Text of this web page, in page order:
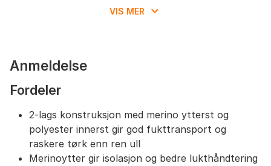
VIS MER
Anmeldelse
Fordeler
2‑lags konstruksjon med merino ytterst og
polyester innerst gir god fukttransport og
raskere tørk enn ren ull
Merinoytter gir isolasjon og bedre lukthåndtering